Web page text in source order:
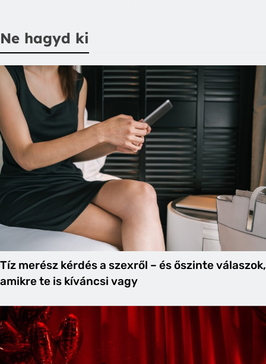
Ne hagyd ki
Tíz merész kérdés a szexről – és őszinte válaszok,
amikre te is kíváncsi vagy